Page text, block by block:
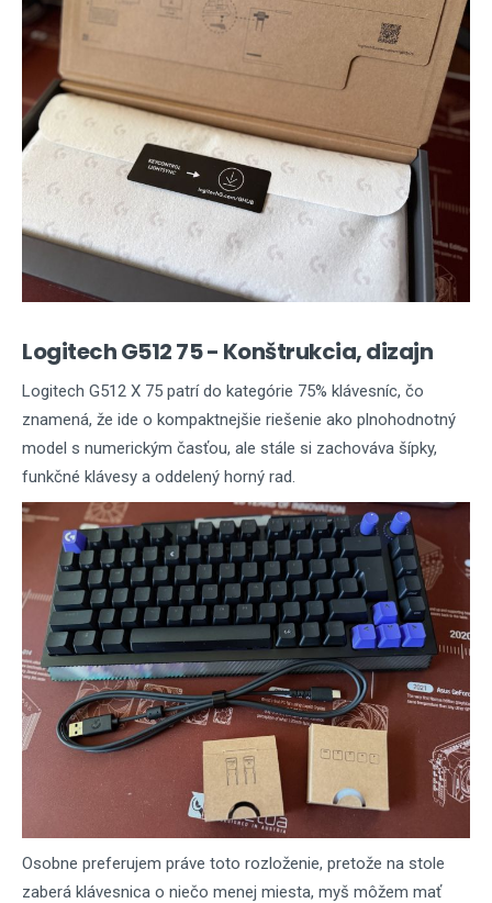
Logitech G512 75 - Konštrukcia, dizajn
Logitech G512 X 75 patrí do kategórie 75% klávesníc, čo
znamená, že ide o kompaktnejšie riešenie ako plnohodnotný
model s numerickým časťou, ale stále si zachováva šípky,
funkčné klávesy a oddelený horný rad.
Osobne preferujem práve toto rozloženie, pretože na stole
zaberá klávesnica o niečo menej miesta, myš môžem mať